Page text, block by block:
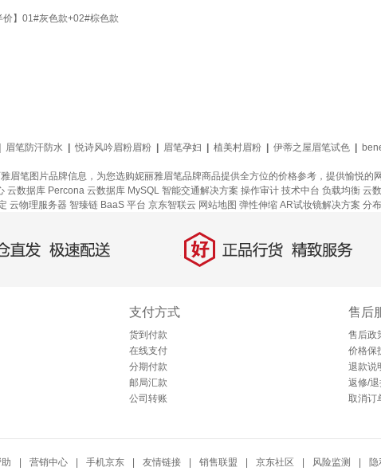
】01#灰色款+02#棕色款
眉笔防汗防水 悦诗风吟眉粉眉粉 眉笔孕妇 植美村眉粉 伊蒂之屋眉笔试色
笔图片品牌信息，为您选购妮丽雅眉笔品牌商品提供全方位的价格参考，提供愉悦的
云数据库 Percona 云数据库 MySQL 智能交通解决方案 操作审计 技术中台 负载均衡 云
云物理服务器 智臻链 BaaS 平台 京东智联云 网站地图 弹性伸缩 AR试妆镜解决方案 分
发，极速配送 好 正品行货，精致服务
支付方式
货到付款
在线支付
分期付款
邮局汇款
公司转账
售后
售后政
价格保
退款说
返修/
取消订
营销中心 手机京东 友情链接 销售联盟 京东社区 风险监测 隐